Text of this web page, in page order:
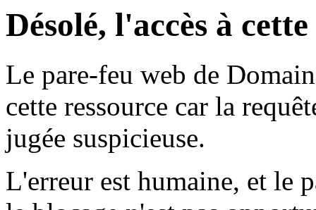
Désolé, l'accès à
Le pare-feu web de
cette ressource car la
jugée suspicieuse.
L'erreur est humaine, et le